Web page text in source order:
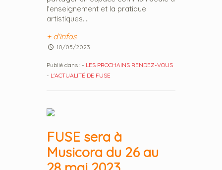
l'enseignement et la pratique
artistiques....
+ d'infos
10/05/2023
Publié dans : - LES PROCHAINS RENDEZ-VOUS
- L'ACTUALITÉ DE FUSE
FUSE sera à
Musicora du 26 au